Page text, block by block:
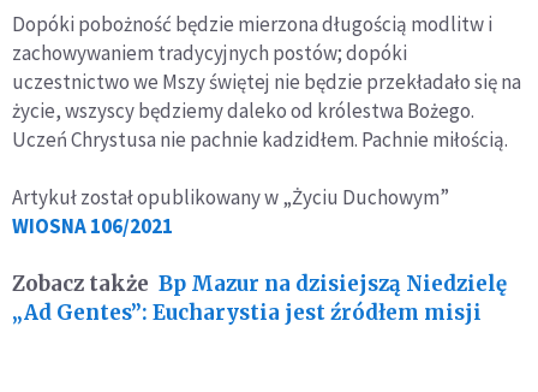
Dopóki pobożność będzie mierzona długością modlitw i
zacho­wywaniem tradycyjnych postów; dopóki
uczestnictwo we Mszy świętej nie będzie przekładało się na
życie, wszyscy będziemy da­leko od królestwa Bożego.
Uczeń Chrystusa nie pachnie kadzi­dłem. Pachnie miłością.
Artykuł został opublikowany w „Życiu Duchowym”
WIOSNA 106/2021
Zobacz także Bp Mazur na dzisiejszą Niedzielę
„Ad Gentes”: Eucharystia jest źródłem misji